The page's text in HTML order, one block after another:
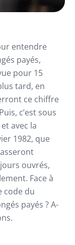
entendre
payés,
pour 15
tard, en
ce chiffre
c’est sous
avec la
1982, que
ouvrés,
Face à
code du
payés ? A-